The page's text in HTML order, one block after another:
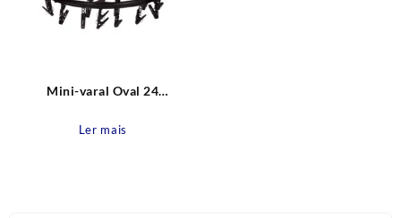
Mini-varal Oval 24
Ler mais